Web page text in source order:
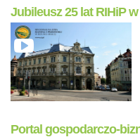
Jubileusz 25 lat RIHiP
Portal gospodarczo-